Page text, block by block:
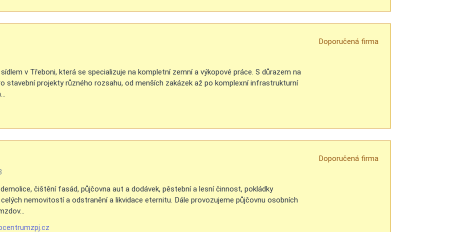
v Třeboni, která se specializuje na kompletní zemní a výkopové práce. S důrazem na
stavební projekty různého rozsahu, od menších zakázek až po komplexní infrastrukturní
Doporučená firma
čištění fasád, půjčovna aut a dodávek, pěstební a lesní činnost, pokládky
nemovitostí a odstranění a likvidace eternitu. Dále provozujeme půjčovnu osobních
Doporučená firma